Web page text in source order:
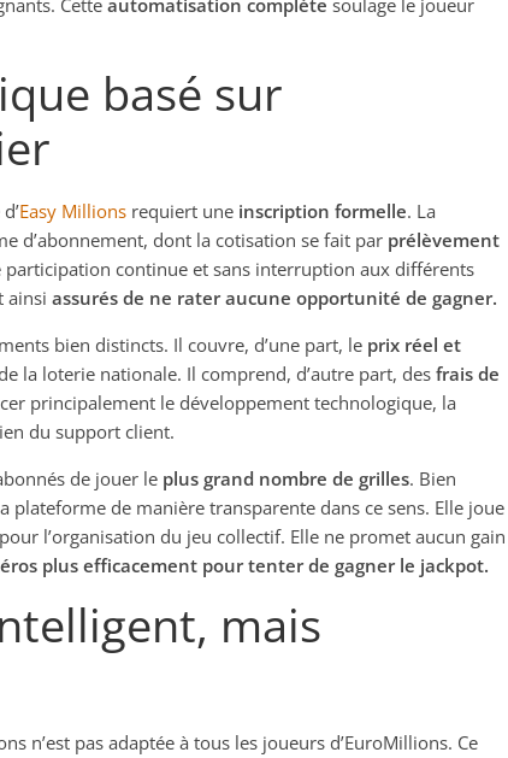
Cette automatisation complète soulage le joueur
basé sur
Easy Millions requiert une inscription formelle. La
d’abonnement, dont la cotisation se fait par prélèvement
participation continue et sans interruption aux différents
ainsi assurés de ne rater aucune opportunité de gagner.
bien distincts. Il couvre, d’une part, le prix réel et
la loterie nationale. Il comprend, d’autre part, des frais de
principalement le développement technologique, la
du support client.
de jouer le plus grand nombre de grilles. Bien
plateforme de manière transparente dans ce sens. Elle joue
pour l’organisation du jeu collectif. Elle ne promet aucun gain
plus efficacement pour tenter de gagner le jackpot.
mais
n’est pas adaptée à tous les joueurs d’EuroMillions. Ce